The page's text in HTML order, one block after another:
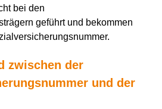
bei den
geführt und bekommen
zwischen der
und der